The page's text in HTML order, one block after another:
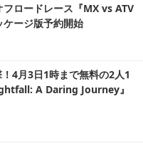
ロードレース『MX vs ATV
ージ版予約開始
4月3日1時まで無料の2人1
A Daring Journey』